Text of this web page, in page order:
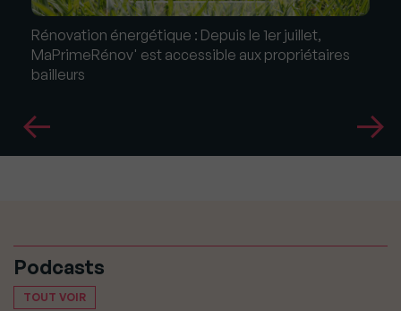
Rénovation énergétique : Depuis le 1er juillet,
MaPrimeRénov' est accessible aux propriétaires
bailleurs
Podcasts
TOUT VOIR